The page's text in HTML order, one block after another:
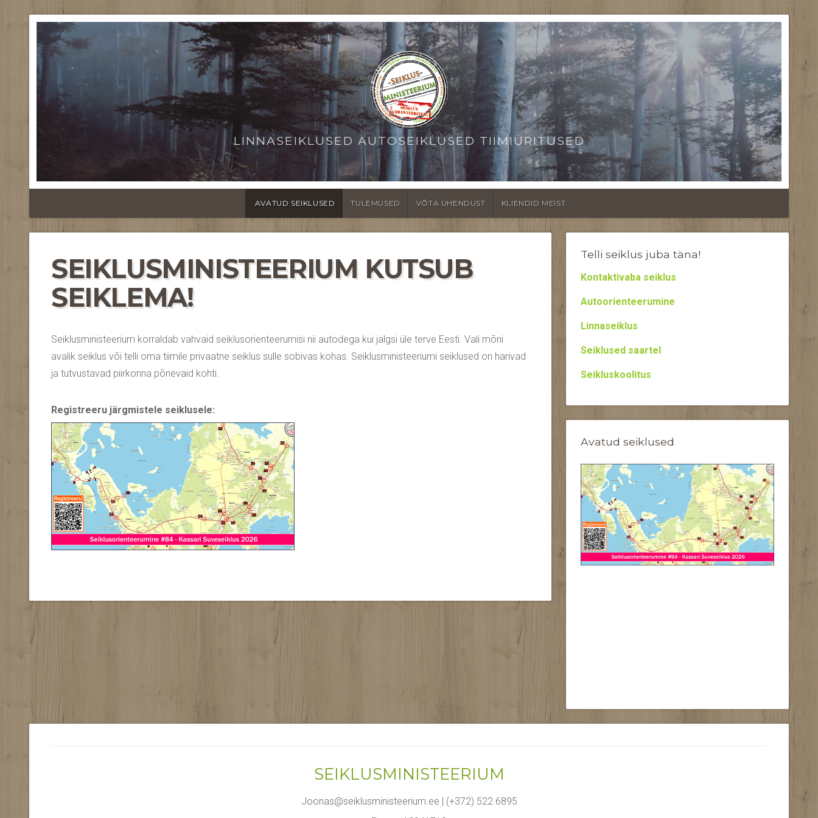
LINNASEIKLUSED AUTOSEIKLUSED TIIMIÜRITUSED
AVATUD SEIKLUSED TULEMUSED VÕTA ÜHENDUST KLIENDID MEIST
SEIKLUSMINISTEERIUM KUTSUB
SEIKLEMA!
Seiklusministeerium korraldab vahvaid seiklusorienteerumisi nii autodega kui jalgsi üle terve Eesti. Vali mõni
avalik seiklus või telli oma tiimile privaatne seiklus sulle sobivas kohas. Seiklusministeeriumi seiklused on harivad
ja tutvustavad piirkonna põnevaid kohti.
Registreeru järgmistele seiklusele:
Telli seiklus juba täna!
Kontaktivaba seiklus
Autoorienteerumine
Linnaseiklus
Seiklused saartel
Seikluskoolitus
Avatud seiklused
SEIKLUSMINISTEERIUM
Joonas@seiklusministeerium.ee | (+372) 522 6895